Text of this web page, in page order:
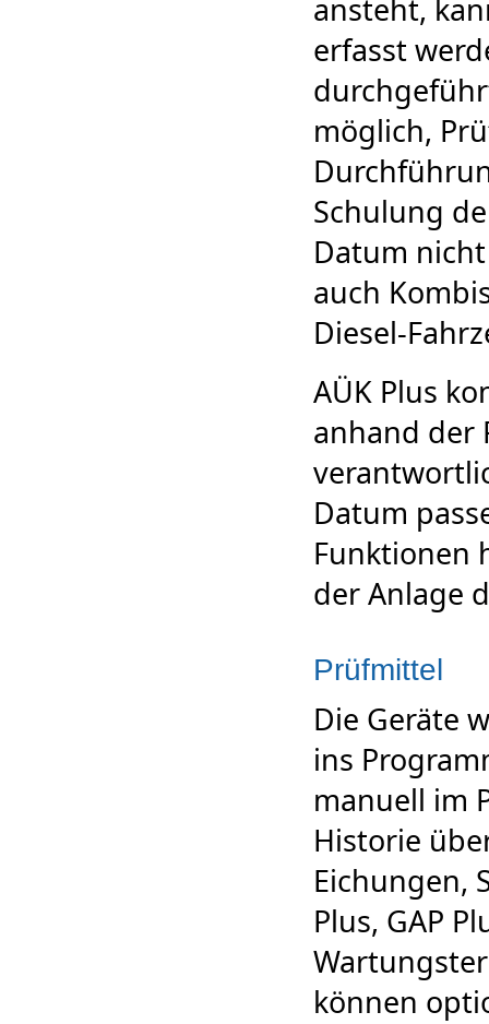
ansteht,
erfasst
möglich,
Schulung
Datum
auch
Diesel-
AÜK Plus
anhand der
Datum
Funktionen
der Anlage
Prüfmittel
Die Geräte
ins
manuell im
Historie
Eichungen,
Plus, GAP
können